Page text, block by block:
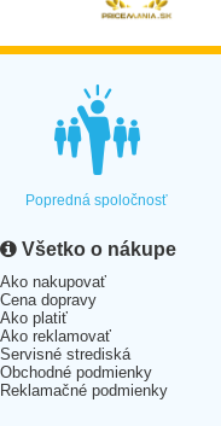
Popredná spoločnosť
Všetko o nákupe
Ako nakupovať
Cena dopravy
Ako platiť
Ako reklamovať
Servisné strediská
Obchodné podmienky
Reklamačné podmienky